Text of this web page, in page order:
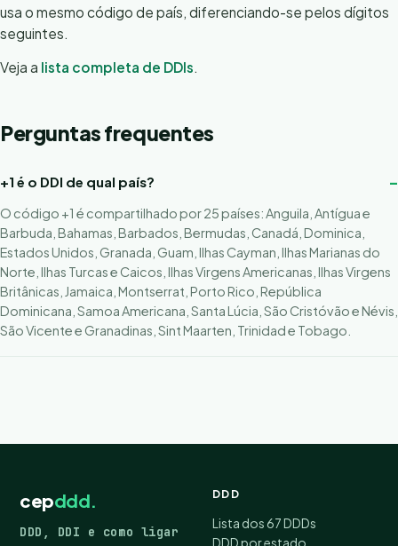
usa o mesmo código de país, diferenciando-se pelos dígitos
seguintes.
Veja a lista completa de DDIs.
Perguntas frequentes
+1 é o DDI de qual país?
O código +1 é compartilhado por 25 países: Anguila, Antígua e
Barbuda, Bahamas, Barbados, Bermudas, Canadá, Dominica,
Estados Unidos, Granada, Guam, Ilhas Cayman, Ilhas Marianas do
Norte, Ilhas Turcas e Caicos, Ilhas Virgens Americanas, Ilhas Virgens
Britânicas, Jamaica, Montserrat, Porto Rico, República
Dominicana, Samoa Americana, Santa Lúcia, São Cristóvão e Névis,
São Vicente e Granadinas, Sint Maarten, Trinidad e Tobago.
cepddd.
DDD, DDI e como ligar
DDD
Lista dos 67 DDDs
DDD por estado